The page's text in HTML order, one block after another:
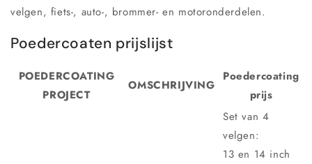
velgen, fiets-, auto-, brommer- en motoronderdelen.
Poedercoaten prijslijst
POEDERCOATING
PROJECT
OMSCHRIJVING
Poedercoating
prijs
Set van 4
velgen:
13 en 14 inch